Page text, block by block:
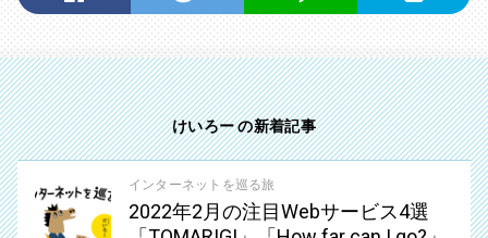
けいろー の新着記事
インターネットを巡る旅
2022年2月の注目Webサービス4選